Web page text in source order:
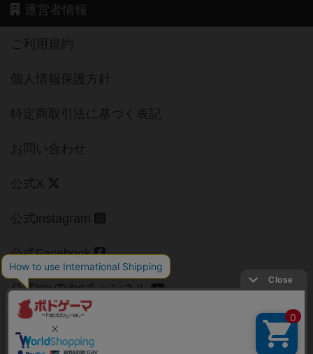
運営者情報
ご利用規約
個人情報保護方針
特定商取引法に基づく表記
お問い合わせ
公式X
公式instagram
公式Facebook
公式YouTubeチャンネル